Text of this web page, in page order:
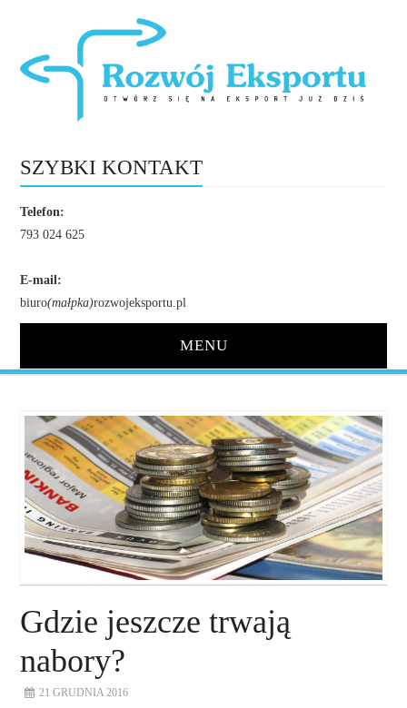
SZYBKI KONTAKT
Telefon:
793 024 625
E-mail:
biuro(małpka)rozwojeksportu.pl
MENU
O NAS
NASZE USŁUGI
DORADZTWO
KONTAKT
Gdzie jeszcze trwają
nabory?
21 GRUDNIA 2016